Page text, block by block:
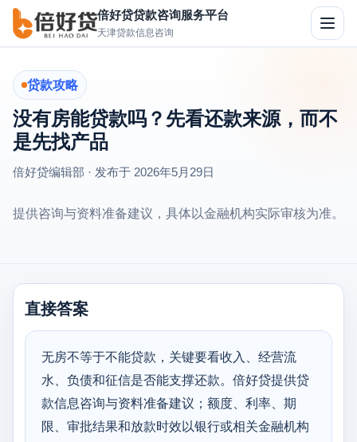
倍好贷贷款咨询服务平台
天津贷款信息咨询
切
换
贷款攻略
没有房能贷款吗？先看还款来源，而不
是先找产品
倍好贷编辑部 · 发布于 2026年5月29日
提供咨询与资料准备建议，具体以金融机构实际审核为准。
直接答案
无房不等于不能贷款，关键要看收入、经营流
水、负债和征信是否能支撑还款。倍好贷提供贷
款信息咨询与资料准备建议；额度、利率、期
限、审批结果和放款时效以银行或相关金融机构